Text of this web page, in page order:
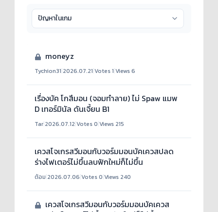
moneyz
Tychion31|2026.07.21|Votes 1|Views 6
เรื่องบัค โกสึมอน (จอมทำลาย) ไม่ Spaw แมพ
D เทอร์มินัล ดันเจี้ยน B1
Tar|2026.07.12|Votes 0|Views 215
เควสโจเกรสวีมอนกับวอร์มมอนบัคเควสปลด
ร่างไฟเตอร์ไม่ขึ้นลบฟักใหม่ก็ไม่ขึ้น
ต้อม|2026.07.06|Votes 0|Views 240
เควสโจเกรสวีมอนกับวอร์มมอนบัคเควส